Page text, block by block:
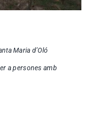
Maria d’Oló
a persones amb